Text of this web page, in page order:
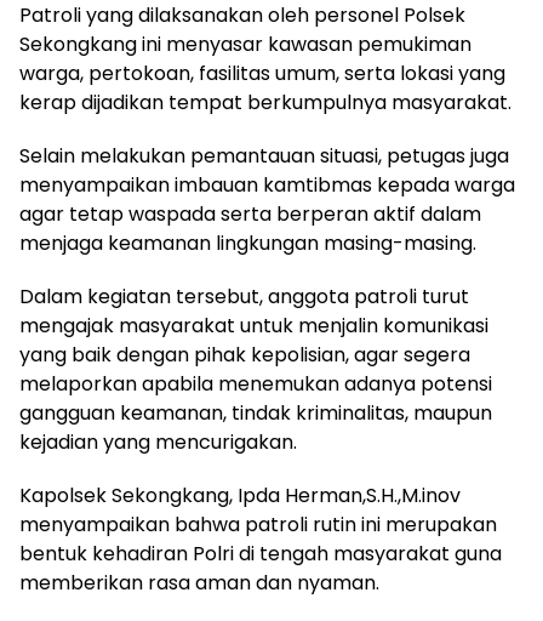
Patroli yang dilaksanakan oleh personel Polsek
Sekongkang ini menyasar kawasan pemukiman
warga, pertokoan, fasilitas umum, serta lokasi yang
kerap dijadikan tempat berkumpulnya masyarakat.
Selain melakukan pemantauan situasi, petugas juga
menyampaikan imbauan kamtibmas kepada warga
agar tetap waspada serta berperan aktif dalam
menjaga keamanan lingkungan masing-masing.
Dalam kegiatan tersebut, anggota patroli turut
mengajak masyarakat untuk menjalin komunikasi
yang baik dengan pihak kepolisian, agar segera
melaporkan apabila menemukan adanya potensi
gangguan keamanan, tindak kriminalitas, maupun
kejadian yang mencurigakan.
Kapolsek Sekongkang, Ipda Herman,S.H.,M.inov
menyampaikan bahwa patroli rutin ini merupakan
bentuk kehadiran Polri di tengah masyarakat guna
memberikan rasa aman dan nyaman.